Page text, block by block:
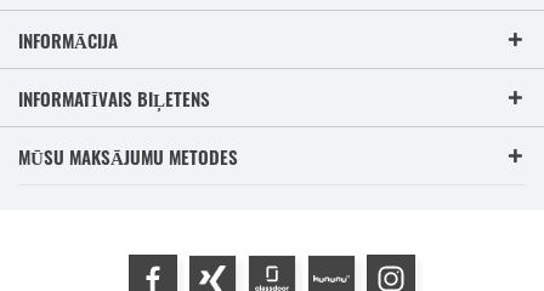
INFORMĀCIJA
INFORMATĪVAIS BIĻETENS
MŪSU MAKSĀJUMU METODES